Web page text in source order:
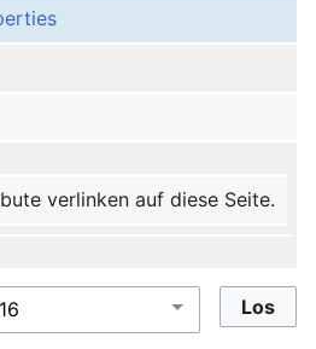
verlinken auf diese Seite.